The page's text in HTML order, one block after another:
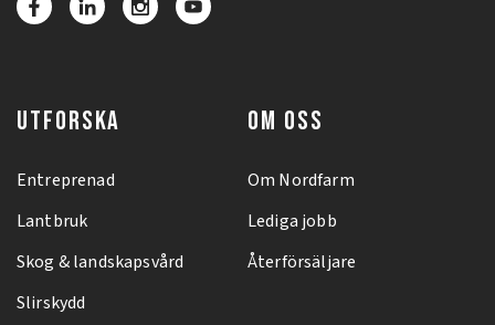
UTFORSKA
Entreprenad
Lantbruk
Skog & landskapsvård
Slirskydd
OM OSS
Om Nordfarm
Lediga jobb
Återförsäljare